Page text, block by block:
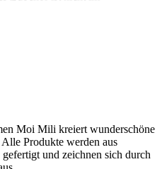
Moi Mili kreiert wunderschöne
Produkte werden aus
und zeichnen sich durch